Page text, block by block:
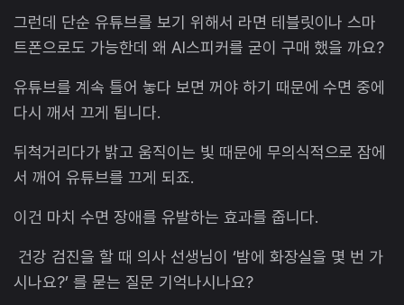
그런데 단순 유튜브를 보기 위해서 라면 테블릿이나 스마
트폰으로도 가능한데 왜 AI스피커를 굳이 구매 했을 까요?
유튜브를 계속 틀어 놓다 보면 꺼야 하기 때문에 수면 중에
다시 깨서 끄게 됩니다.
뒤척거리다가 밝고 움직이는 빛 때문에 무의식적으로 잠에
서 깨어 유튜브를 끄게 되죠.
이건 마치 수면 장애를 유발하는 효과를 줍니다.
건강 검진을 할 때 의사 선생님이 ‘밤에 화장실을 몇 번 가
시나요?’ 를 묻는 질문 기억나시나요?